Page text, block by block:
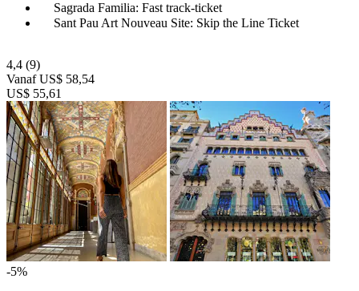
Sagrada Familia: Fast track-ticket
Sant Pau Art Nouveau Site: Skip the Line Ticket
4,4 (9)
Vanaf US$ 58,54
US$ 55,61
-5%